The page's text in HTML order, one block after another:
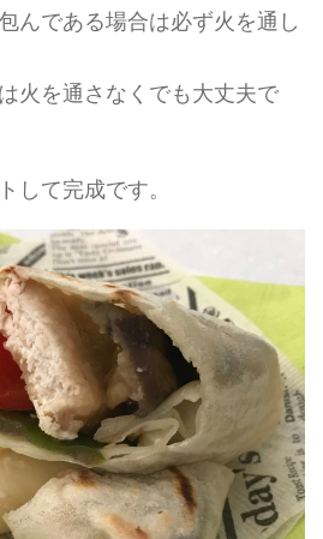
んである場合は必ず火を通し
火を通さなくでも大丈夫で
して完成です。